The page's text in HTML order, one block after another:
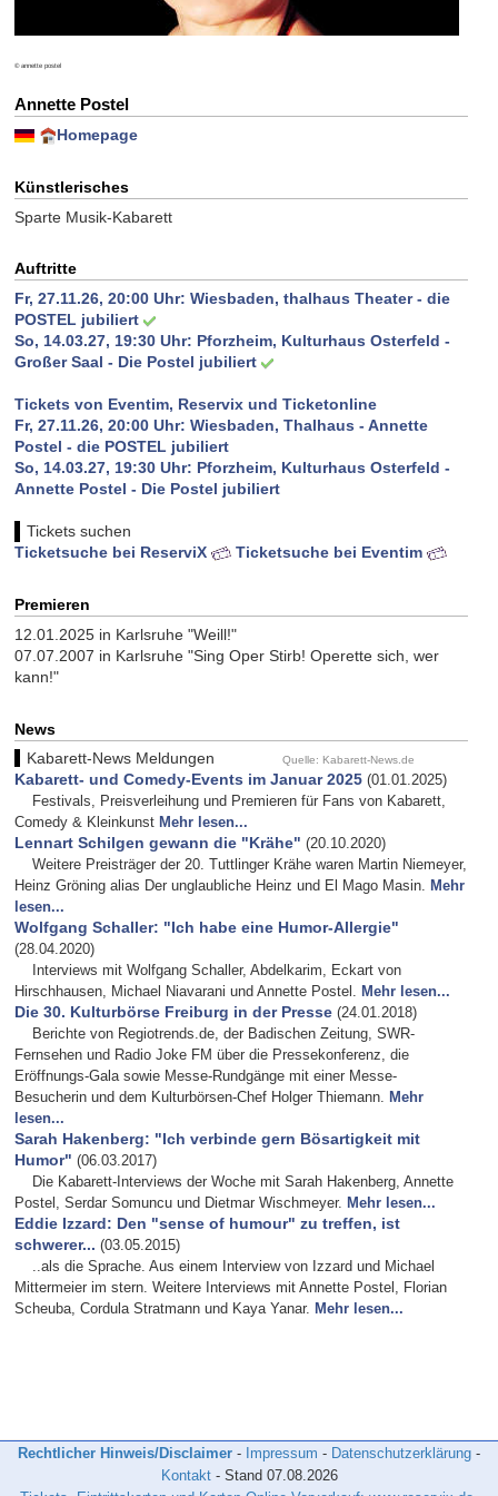
© annette postel
Annette Postel
Homepage
Künstlerisches
Sparte Musik-Kabarett
Auftritte
Fr, 27.11.26, 20:00 Uhr: Wiesbaden, thalhaus Theater - die
POSTEL jubiliert
So, 14.03.27, 19:30 Uhr: Pforzheim, Kulturhaus Osterfeld -
Großer Saal - Die Postel jubiliert
Tickets von Eventim, Reservix und Ticketonline
Fr, 27.11.26, 20:00 Uhr: Wiesbaden, Thalhaus - Annette
Postel - die POSTEL jubiliert
So, 14.03.27, 19:30 Uhr: Pforzheim, Kulturhaus Osterfeld -
Annette Postel - Die Postel jubiliert
Tickets suchen
Ticketsuche bei ReserviX
Ticketsuche bei Eventim
Premieren
12.01.2025 in Karlsruhe "Weill!"
07.07.2007 in Karlsruhe "Sing Oper Stirb! Operette sich, wer
kann!"
News
Kabarett-News Meldungen
Quelle: Kabarett-News.de
Kabarett- und Comedy-Events im Januar 2025 (01.01.2025)
Festivals, Preisverleihung und Premieren für Fans von Kabarett,
Comedy & Kleinkunst Mehr lesen...
Lennart Schilgen gewann die "Krähe" (20.10.2020)
Weitere Preisträger der 20. Tuttlinger Krähe waren Martin Niemeyer,
Heinz Gröning alias Der unglaubliche Heinz und El Mago Masin. Mehr
lesen...
Wolfgang Schaller: "Ich habe eine Humor-Allergie"
(28.04.2020)
Interviews mit Wolfgang Schaller, Abdelkarim, Eckart von
Hirschhausen, Michael Niavarani und Annette Postel. Mehr lesen...
Die 30. Kulturbörse Freiburg in der Presse (24.01.2018)
Berichte von Regiotrends.de, der Badischen Zeitung, SWR-
Fernsehen und Radio Joke FM über die Pressekonferenz, die
Eröffnungs-Gala sowie Messe-Rundgänge mit einer Messe-
Besucherin und dem Kulturbörsen-Chef Holger Thiemann. Mehr
lesen...
Sarah Hakenberg: "Ich verbinde gern Bösartigkeit mit
Humor" (06.03.2017)
Die Kabarett-Interviews der Woche mit Sarah Hakenberg, Annette
Postel, Serdar Somuncu und Dietmar Wischmeyer. Mehr lesen...
Eddie Izzard: Den "sense of humour" zu treffen, ist
schwerer... (03.05.2015)
..als die Sprache. Aus einem Interview von Izzard und Michael
Mittermeier im stern. Weitere Interviews mit Annette Postel, Florian
Scheuba, Cordula Stratmann und Kaya Yanar. Mehr lesen...
Rechtlicher Hinweis/Disclaimer - Impressum - Datenschutzerklärung -
Kontakt- Stand 07.08.2026